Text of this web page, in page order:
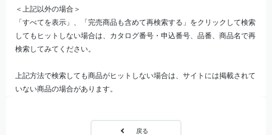
＜上記以外の場合＞
「すべてを表示」、「完売商品も含めて再検索する」をクリックして検索
してもヒットしない場合は、カタログ番号・申込番号、品番、商品名で再
検索してみてください。
上記方法で検索しても商品がヒットしない場合は、サイトには掲載されて
いない商品の場合があります。
戻る